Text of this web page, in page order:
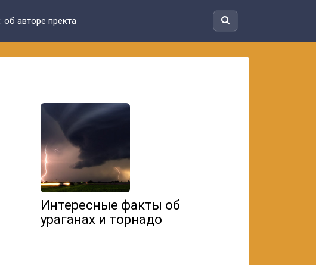
авторе пректа
Интересные факты об
ураганах и торнадо